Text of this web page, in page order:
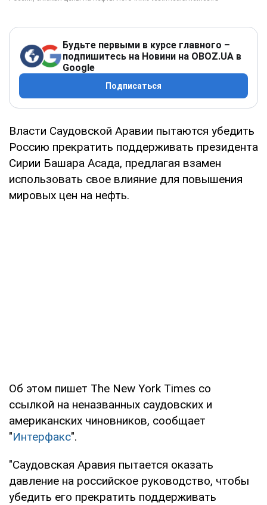
Будьте первыми в курсе главного –
подпишитесь на Новини на OBOZ.UA в
Google
Подписаться
Власти Саудовской Аравии пытаются убедить
Россию прекратить поддерживать президента
Сирии Башара Асада, предлагая взамен
использовать свое влияние для повышения
мировых цен на нефть.
Об этом пишет The New York Times со
ссылкой на неназванных саудовских и
американских чиновников, сообщает
"Интерфакс".
"Саудовская Аравия пытается оказать
давление на российское руководство, чтобы
убедить его прекратить поддерживать